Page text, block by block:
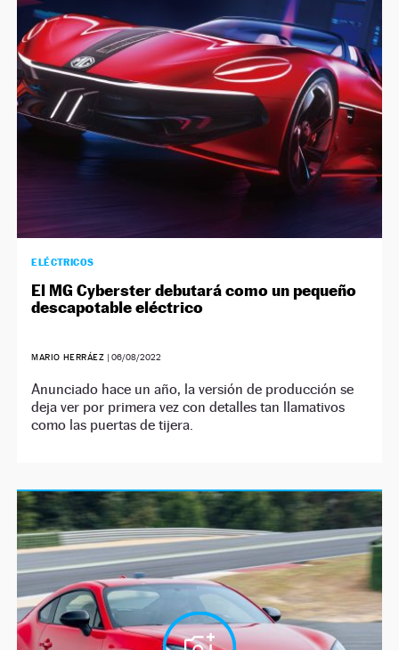
ELÉCTRICOS
El MG Cyberster debutará como un pequeño
descapotable eléctrico
MARIO HERRÁEZ | 06/08/2022
Anunciado hace un año, la versión de producción se
deja ver por primera vez con detalles tan llamativos
como las puertas de tijera.